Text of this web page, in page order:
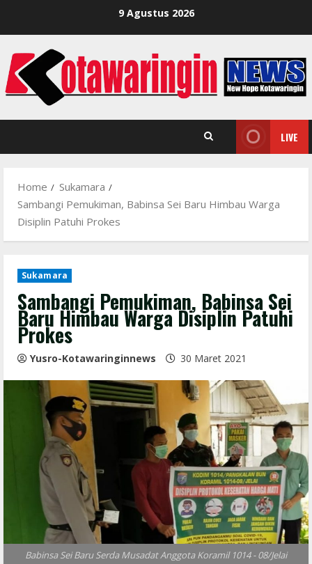
9 Agustus 2026
LIVE
Home
Sukamara
Sambangi Pemukiman, Babinsa Sei Baru Himbau Warga
Disiplin Patuhi Prokes
Sukamara
Sambangi Pemukiman, Babinsa Sei
Baru Himbau Warga Disiplin Patuhi
Prokes
Yusro-Kotawaringinnews 30 Maret 2021
Babinsa Sei Baru Serda Musadat Anggota Koramil 1014 - 08/Jelai